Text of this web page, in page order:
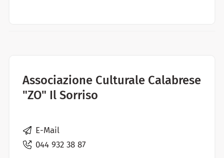
Associazione Culturale Calabrese
"ZO" Il Sorriso
E-Mail
044 932 38 87